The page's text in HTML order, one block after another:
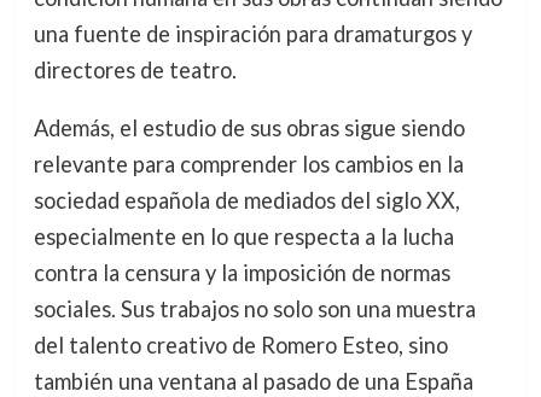
una fuente de inspiración para dramaturgos y
directores de teatro.
Además, el estudio de sus obras sigue siendo
relevante para comprender los cambios en la
sociedad española de mediados del siglo XX,
especialmente en lo que respecta a la lucha
contra la censura y la imposición de normas
sociales. Sus trabajos no solo son una muestra
del talento creativo de Romero Esteo, sino
también una ventana al pasado de una España